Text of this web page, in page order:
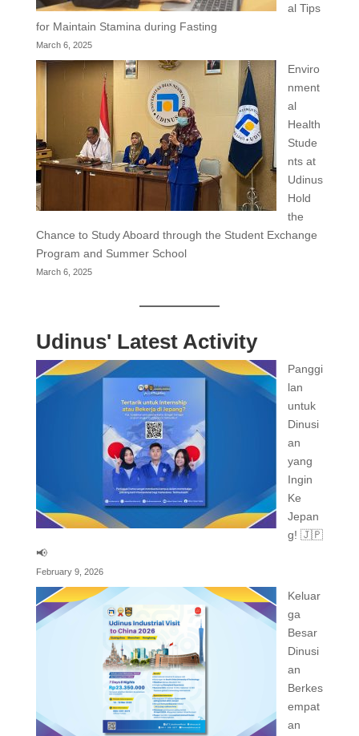
al Tips
for Maintain Stamina during Fasting
March 6, 2025
Enviro
nment
al
Health
Stude
nts at
Udinus
Hold
the
Chance to Study Aboard through the Student Exchange
Program and Summer School
March 6, 2025
Udinus' Latest Activity
Panggi
lan
untuk
Dinusi
an
yang
Ingin
Ke
Jepan
g! 🇯🇵
📢
February 9, 2026
Keluar
ga
Besar
Dinusi
an
Berkes
empat
an